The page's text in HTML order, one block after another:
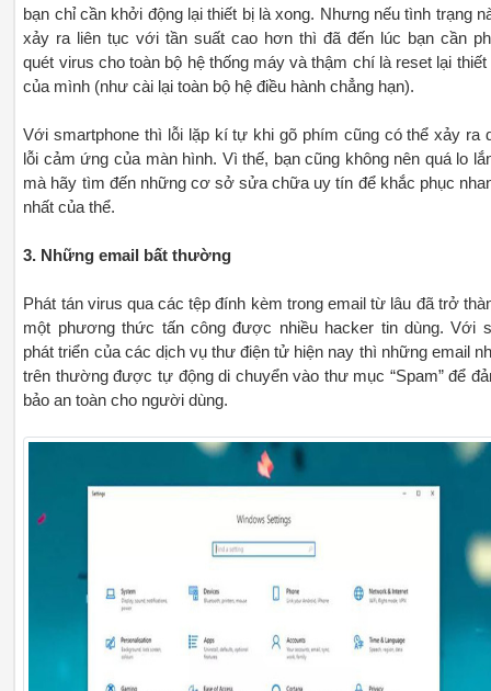
bạn chỉ cần khởi động lại thiết bị là xong. Nhưng nếu tình trạng
xảy ra liên tục với tần suất cao hơn thì đã đến lúc bạn cần
quét virus cho toàn bộ hệ thống máy và thậm chí là reset lại thiết
của mình (như cài lại toàn bộ hệ điều hành chẳng hạn).
Với smartphone thì lỗi lặp kí tự khi gõ phím cũng có thể xảy ra
lỗi cảm ứng của màn hình. Vì thế, bạn cũng không nên quá lo
mà hãy tìm đến những cơ sở sửa chữa uy tín để khắc phục
nhất của thể.
3. Những email bất thường
Phát tán virus qua các tệp đính kèm trong email từ lâu đã trở
một phương thức tấn công được nhiều hacker tin dùng. Với
phát triển của các dịch vụ thư điện tử hiện nay thì những email
trên thường được tự động di chuyển vào thư mục “Spam” để
bảo an toàn cho người dùng.